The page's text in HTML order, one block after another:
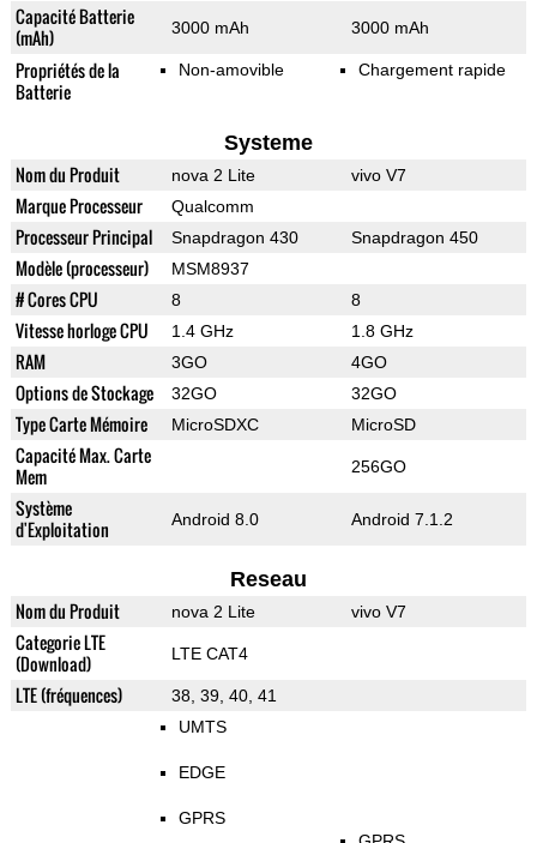
Capacité Batterie
(mAh)
3000 mAh 3000 mAh
Propriétés de la
Batterie
Non-amovible Chargement rapide
Systeme
Nom du Produit nova 2 Lite vivo V7
Marque Processeur Qualcomm
Processeur Principal Snapdragon 430 Snapdragon 450
Modèle (processeur) MSM8937
# Cores CPU 8 8
Vitesse horloge CPU 1.4 GHz 1.8 GHz
RAM 3GO 4GO
Options de Stockage 32GO 32GO
Type Carte Mémoire MicroSDXC MicroSD
Capacité Max. Carte
Mem
256GO
Système
d'Exploitation
Android 8.0 Android 7.1.2
Reseau
Nom du Produit nova 2 Lite vivo V7
Categorie LTE
(Download)
LTE CAT4
LTE (fréquences)
38, 39, 40, 41
UMTS
EDGE
GPRS